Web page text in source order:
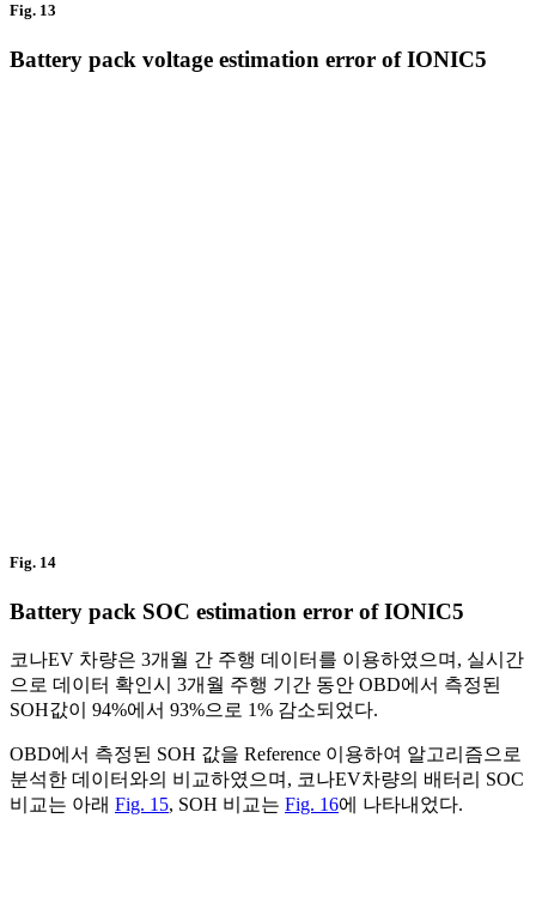
Fig. 13
Battery pack voltage estimation error of IONIC5
Fig. 14
Battery pack SOC estimation error of IONIC5
코나EV 차량은 3개월 간 주행 데이터를 이용하였으며, 실시간
으로 데이터 확인시 3개월 주행 기간 동안 OBD에서 측정된
SOH값이 94%에서 93%으로 1% 감소되었다.
OBD에서 측정된 SOH 값을 Reference 이용하여 알고리즘으로
분석한 데이터와의 비교하였으며, 코나EV차량의 배터리 SOC
비교는 아래 Fig. 15, SOH 비교는 Fig. 16에 나타내었다.